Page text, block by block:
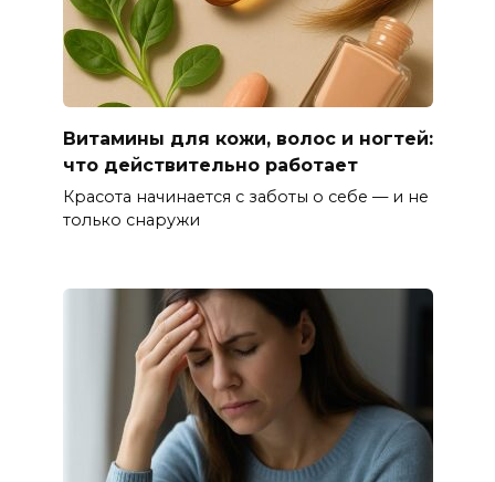
Витамины для кожи, волос и ногтей:
что действительно работает
Красота начинается с заботы о себе — и не
только снаружи